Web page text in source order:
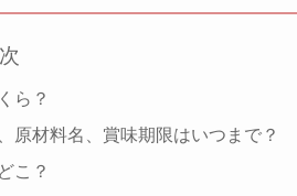
ら？
原材料名、賞味期限はいつまで？
こ？